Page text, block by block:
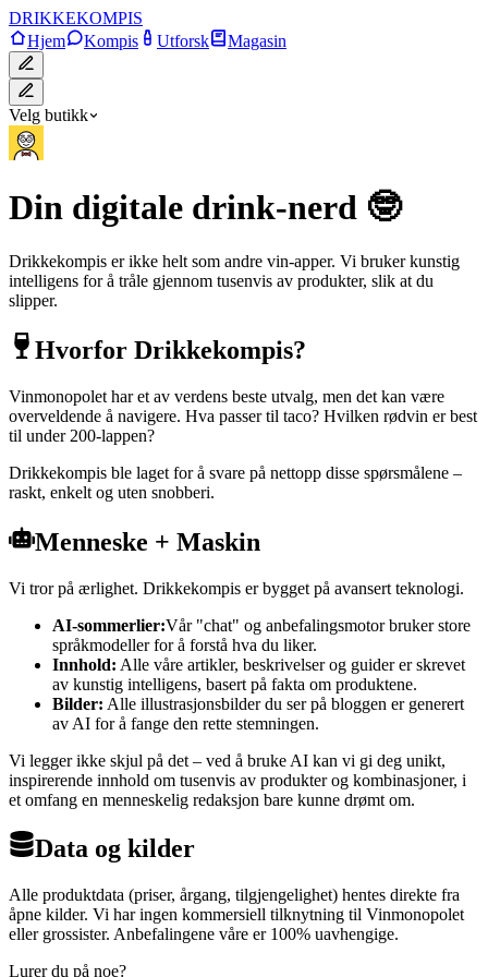
DRIKKEKOMPIS
Hjem
Kompis Utforsk Magasin
Velg butikk
Din digitale drink-nerd 🤓
Drikkekompis er ikke helt som andre vin-apper. Vi bruker kunstig
intelligens for å tråle gjennom tusenvis av produkter, slik at du
slipper.
Hvorfor Drikkekompis?
Vinmonopolet har et av verdens beste utvalg, men det kan være
overveldende å navigere. Hva passer til taco? Hvilken rødvin er best
til under 200-lappen?
Drikkekompis ble laget for å svare på nettopp disse spørsmålene –
raskt, enkelt og uten snobberi.
Menneske + Maskin
Vi tror på ærlighet. Drikkekompis er bygget på avansert teknologi.
AI-sommerlier:Vår "chat" og anbefalingsmotor bruker store
språkmodeller for å forstå hva du liker.
Innhold: Alle våre artikler, beskrivelser og guider er skrevet
av kunstig intelligens, basert på fakta om produktene.
Bilder: Alle illustrasjonsbilder du ser på bloggen er generert
av AI for å fange den rette stemningen.
Vi legger ikke skjul på det – ved å bruke AI kan vi gi deg unikt,
inspirerende innhold om tusenvis av produkter og kombinasjoner, i
et omfang en menneskelig redaksjon bare kunne drømt om.
Data og kilder
Alle produktdata (priser, årgang, tilgjengelighet) hentes direkte fra
åpne kilder. Vi har ingen kommersiell tilknytning til Vinmonopolet
eller grossister. Anbefalingene våre er 100% uavhengige.
Lurer du på noe?